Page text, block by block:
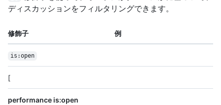
ディスカッションをフィルタリングできます。
修飾子 例
is:open
[
performance is:open